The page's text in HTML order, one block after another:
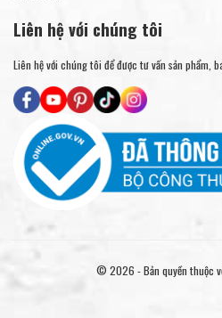
Liên hệ với chúng tôi
Liên hệ với chúng tôi để được tư vấn sản phẩm,
© 2026 - Bản quyền thuộc